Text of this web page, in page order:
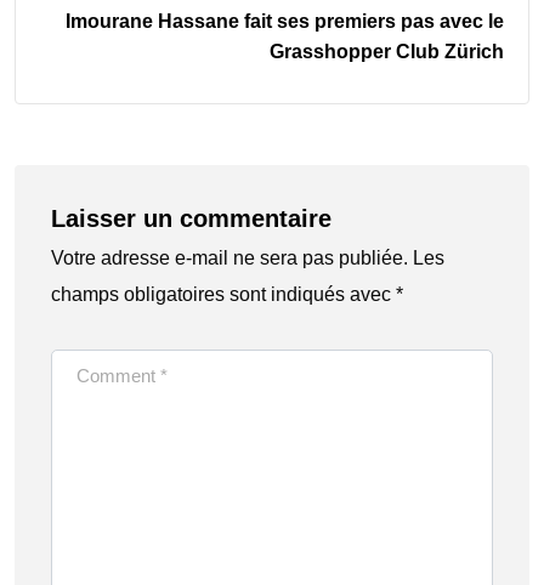
Imourane Hassane fait ses premiers pas avec le
Grasshopper Club Zürich
Laisser un commentaire
Votre adresse e-mail ne sera pas publiée. Les
champs obligatoires sont indiqués avec *